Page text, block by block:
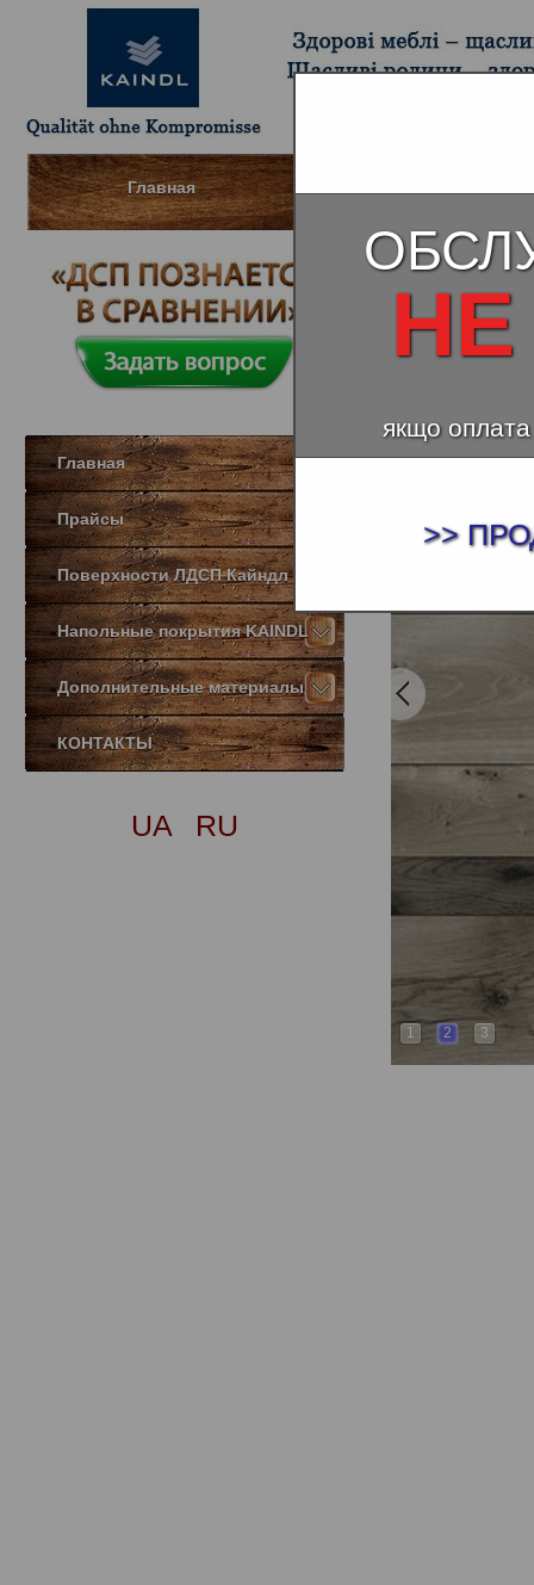
Главная
Главная
Прайсы
Поверхности ЛДСП Кайндл
Напольные покрытия KAINDL
Дополнительные материалы
КОНТАКТЫ
UA RU
Ламинат
1 2 3
якщо
>>